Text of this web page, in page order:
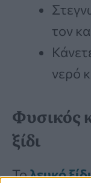
τον
νερό
Φυσικός
ξίδι
Τολευκό ξίδι